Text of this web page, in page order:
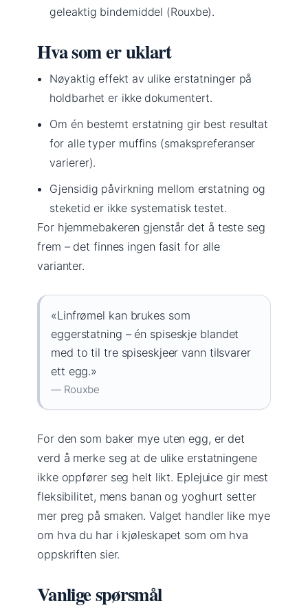
geleaktig bindemiddel (Rouxbe).
Hva som er uklart
Nøyaktig effekt av ulike erstatninger på
holdbarhet er ikke dokumentert.
Om én bestemt erstatning gir best resultat
for alle typer muffins (smakspreferanser
varierer).
Gjensidig påvirkning mellom erstatning og
steketid er ikke systematisk testet.
For hjemmebakeren gjenstår det å teste seg
frem – det finnes ingen fasit for alle
varianter.
«Linfrømel kan brukes som
eggerstatning – én spiseskje blandet
med to til tre spiseskjeer vann tilsvarer
ett egg.»
— Rouxbe
For den som baker mye uten egg, er det
verd å merke seg at de ulike erstatningene
ikke oppfører seg helt likt. Eplejuice gir mest
fleksibilitet, mens banan og yoghurt setter
mer preg på smaken. Valget handler like mye
om hva du har i kjøleskapet som om hva
oppskriften sier.
Vanlige spørsmål